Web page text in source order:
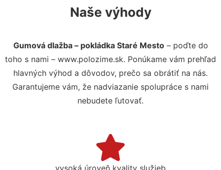
Naše výhody
Gumová dlažba – pokládka Staré Mesto– poďte do
toho s nami – www.polozime.sk. Ponúkame vám prehľad
hlavných výhod a dôvodov, prečo sa obrátiť na nás.
Garantujeme vám, že nadviazanie spolupráce s nami
nebudete ľutovať.
vysoká úroveň kvality služieb